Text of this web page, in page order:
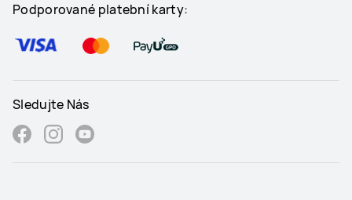
Podporované platební karty:
Sledujte Nás